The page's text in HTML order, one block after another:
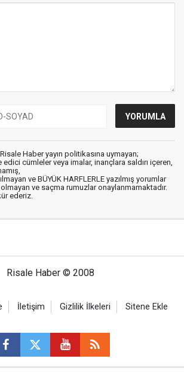
Risale Haber yayın politikasına uymayan;
cümleler veya imalar, inançlara saldırı içeren,
ve BÜYÜK HARFLERLE yazılmış yorumlar
olmayan ve saçma rumuzlar onaylanmamaktadır.
ederiz.
Risale Haber © 2008
İletişim Gizlilik İlkeleri Sitene Ekle